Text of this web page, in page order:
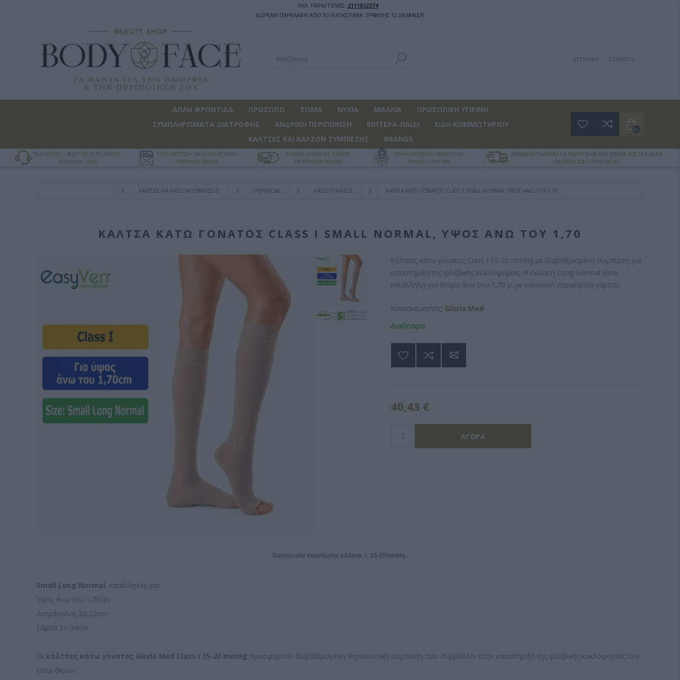
ΤΗΛ. ΠΑΡΑΓΓΕΛΙΕΣ: 2111822274
ΔΩΡΕΑΝ ΠΑΡΑΛΑΒΗ ΑΠΟ ΤΟ ΚΑΤΑΣΤΗΜΑ: ΕΡΙΦΥΛΗΣ 12 ΧΑΛΑΝΔΡΙ
ΕΓΓΡΑΦΉ ΣΎΝΔΕΣΗ
ΑΠΛΗ ΦΡΟΝΤΙΔΑ ΠΡΟΣΩΠΟ ΣΩΜΑ ΝΥΧΙΑ ΜΑΛΛΙΑ
ΠΡΟΣΩΠΙΚΗ ΥΓΙΕΙΝΗ
ΣΥΜΠΛΗΡΩΜΑΤΑ ΔΙΑΤΡΟΦΗΣ
ΑΝΔΡΙΚΗ ΠΕΡΙΠΟΙΗΣΗ ΜΗΤΕΡΑ-ΠΑΙΔΙ
ΕΙΔΗ ΚΟΜΜΩΤΗΡΙΟΥ
ΚΑΛΤΣΕΣ ΚΑΙ ΚΑΛΣΟΝ ΣΥΜΠΙΕΣΗΣ
BRANDS
(0)
ΤΗΛ. ΚΕΝΤΡΟ: + 30 211 182 2274 | ΩΡΑΡΙΟ:
ΔΕ-ΠΑ 10:00 -18:00
EXTRA ΕΚΠΤΩΣΗ 10% ΣΕ ΕΠΙΛΕΓΜΕΝΑ
ΠΡΟΪΟΝΤΑ-BRANDS
ΕΥΚΟΛΕΣ ΑΓΟΡΕΣ ΜΕ ΠΟΛΛΟΥΣ
ΤΡΟΠΟΥΣ ΠΛΗΡΩΜΗΣ!
ΠΑΡΑΚΟΛΟΥΘΗΣΗ ΠΑΡΑΓΓΕΛΙΑΣ
ΕΥΚΟΛΑ & ΓΡΗΓΟΡΑ
ΔΩΡΕΑΝ ΜΕΤΑΦΟΡΙΚΑ ΓΙΑ ΠΑΡΑΓΓΕΛΙΕΣ ΑΝΩ ΤΩΝ 45€, ΕΩΣ 1,5 ΚΙΛΟ ΜΕ
SPEEDEX Ή ΕΩΣ 3,5 ΚΙΛΑ ΜΕ ACS
ΚΑΛΤΣΕΣ ΚΑΙ ΚΑΛΣΟΝ ΣΥΜΠΙΕΣΗΣ ΘΕΡΑΠΕΙΑΣ ΚΑΤΩ ΓΟΝΑΤΟΣ ΚΆΛΤΣΑ ΚΆΤΩ ΓΌΝΑΤΟΣ CLASS I SMALL NORMAL, ΎΨΟΣ ΆΝΩ ΤΟΥ 1,70
ΚΆΛΤΣΑ ΚΆΤΩ ΓΌΝΑΤΟΣ CLASS I SMALL NORMAL, ΎΨΟΣ ΆΝΩ ΤΟΥ 1,70
Κάλτσες κάτω γόνατος Class I 15-20 mmHg με διαβαθμισμένη συμπίεση για
υποστήριξη της φλεβικής κυκλοφορίας. Η έκδοση Long Normal είναι
κατάλληλη για άτομα άνω του 1,70 μ. με κανονική περιφέρεια γάμπας.
Κατασκευαστής: Gloria Med
Διαθέσιμο
40,43 €
Κατηγορία συμπίεσης κλάσης Ι, 15-20mmHg.
Small Long Normal, κατάλληλες για:
Ύψος άνω του 1,70cm
Αστράγαλος 20-22cm
Γάμπα 31-34cm
Οι κάλτσες κάτω γόνατος Gloria Med Class I 15-20 mmHg προσφέρουν διαβαθμισμένη θεραπευτική συμπίεση που συμβάλλει στην υποστήριξη της φλεβικής κυκλοφορίας των
κάτω άκρων.